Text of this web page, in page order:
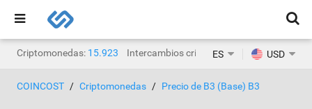
Criptomonedas: 15.923 Intercambios criptográficos: 1471
ES USD
COINCOST Criptomonedas Precio de B3 (Base) B3